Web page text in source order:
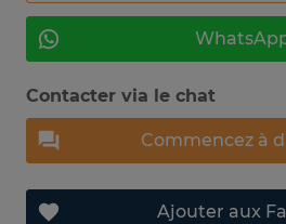
Contacter via le chat
Commencez à
Ajouter aux